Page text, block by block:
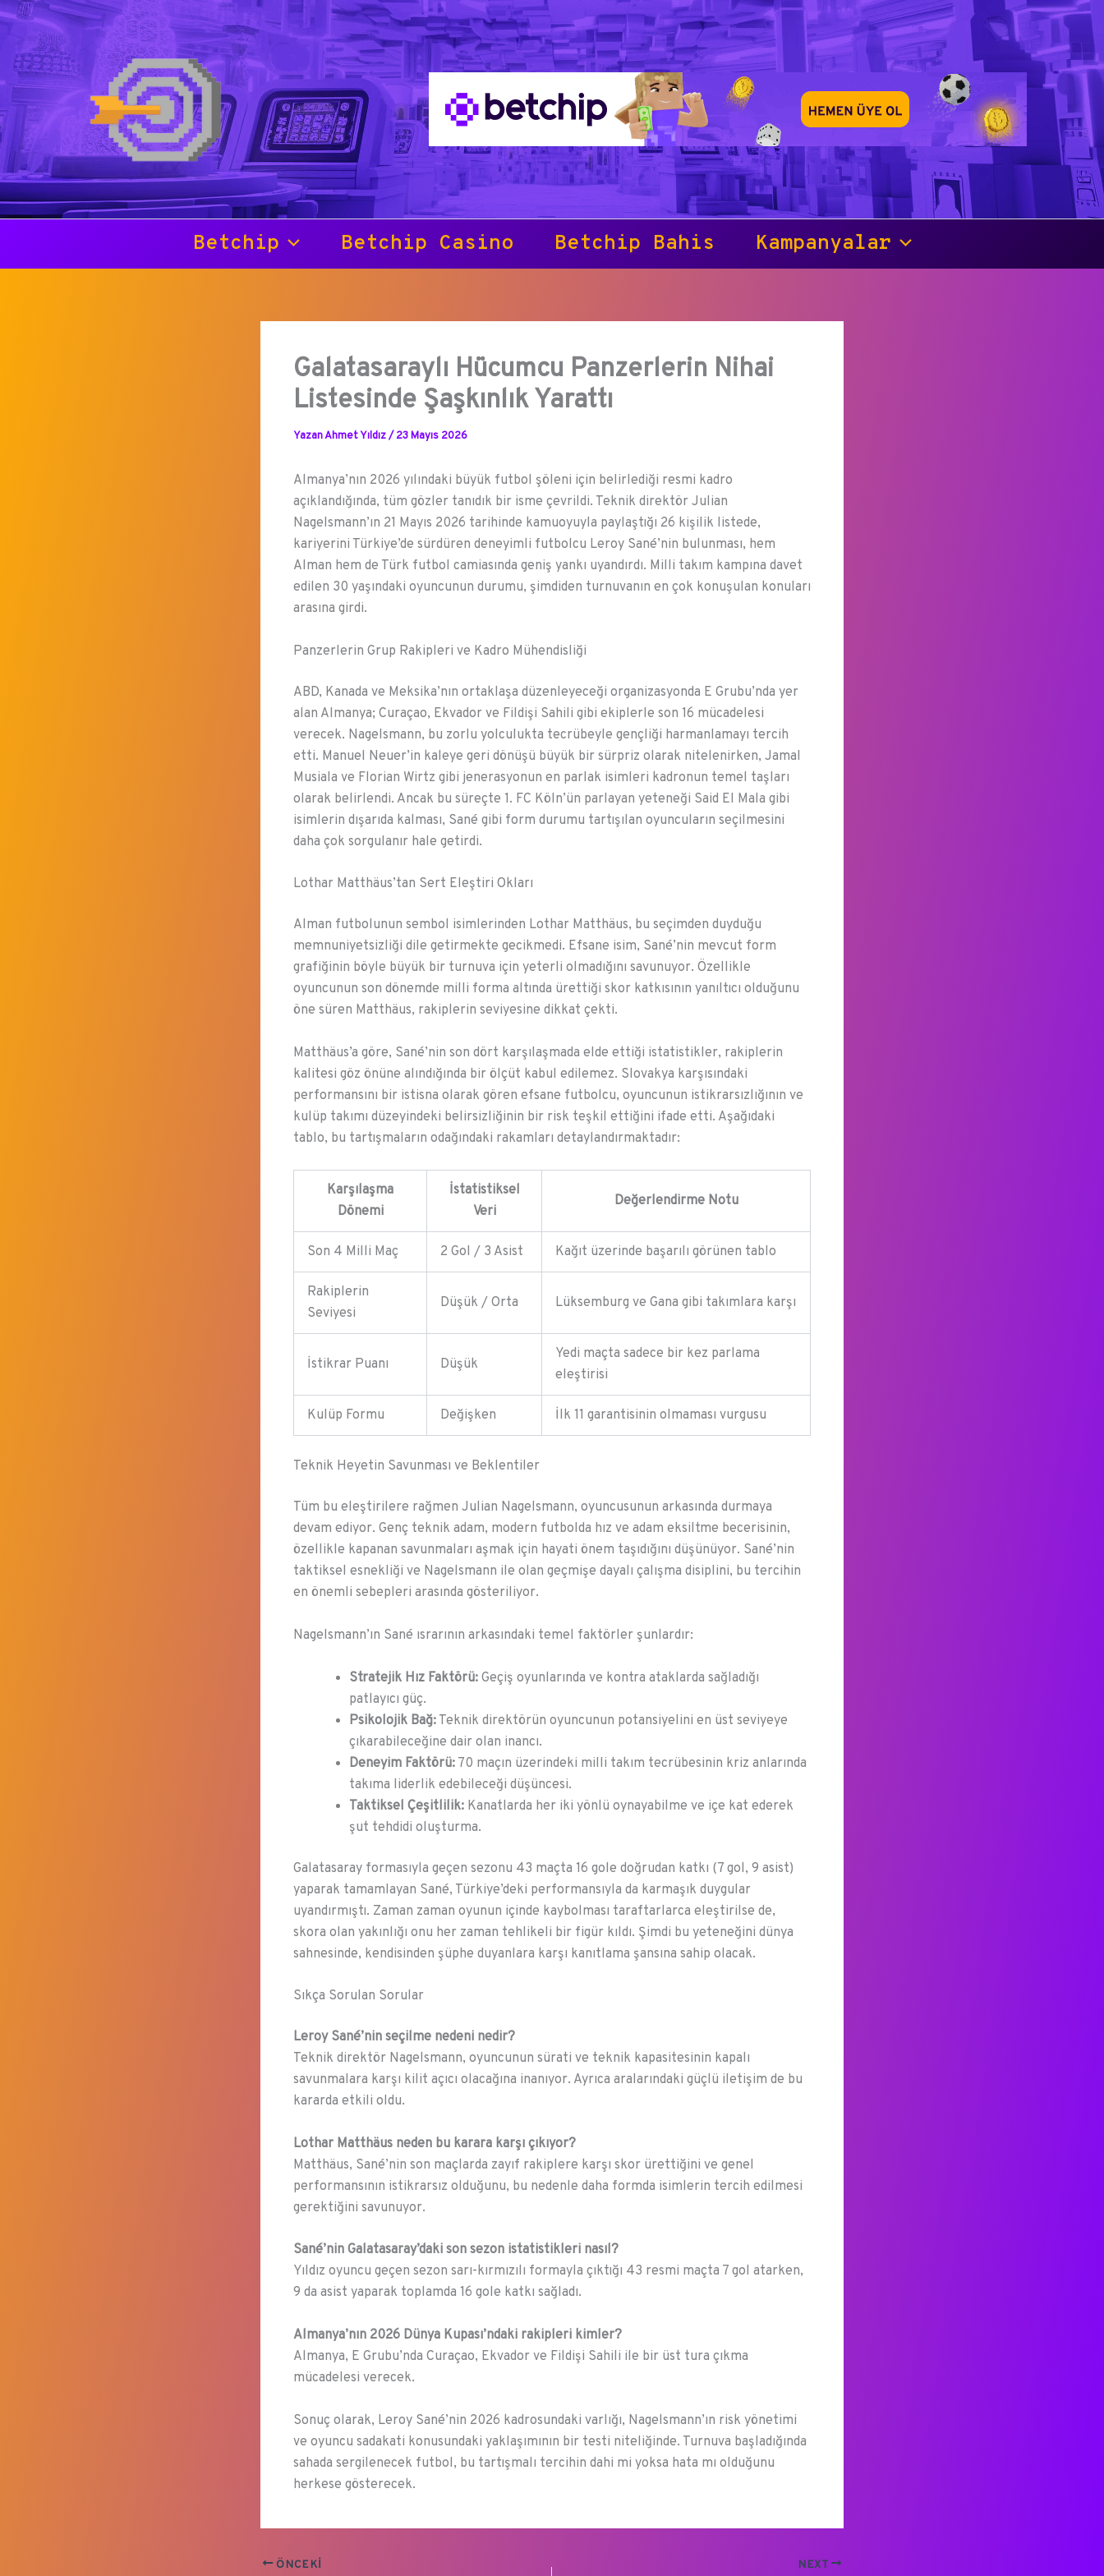
İçeriğe
Betchip Betchip Casino Betchip Bahis Kampanyalar
Galatasaraylı Hücumcu Panzerlerin Nihai
Listesinde Şaşkınlık Yarattı
YazanAhmet Yıldız/ 23 Mayıs 2026
Almanya’nın 2026 yılındaki büyük futbol şöleni için belirlediği resmi kadro
açıklandığında, tüm gözler tanıdık bir isme çevrildi. Teknik direktör Julian
Nagelsmann’ın 21 Mayıs 2026 tarihinde kamuoyuyla paylaştığı 26 kişilik listede,
kariyerini Türkiye’de sürdüren deneyimli futbolcu Leroy Sané’nin bulunması, hem
Alman hem de Türk futbol camiasında geniş yankı uyandırdı. Milli takım kampına davet
edilen 30 yaşındaki oyuncunun durumu, şimdiden turnuvanın en çok konuşulan konuları
arasına girdi.
Panzerlerin Grup Rakipleri ve Kadro Mühendisliği
ABD, Kanada ve Meksika’nın ortaklaşa düzenleyeceği organizasyonda E Grubu’nda yer
alan Almanya; Curaçao, Ekvador ve Fildişi Sahili gibi ekiplerle son 16 mücadelesi
verecek. Nagelsmann, bu zorlu yolculukta tecrübeyle gençliği harmanlamayı tercih
etti. Manuel Neuer’in kaleye geri dönüşü büyük bir sürpriz olarak nitelenirken, Jamal
Musiala ve Florian Wirtz gibi jenerasyonun en parlak isimleri kadronun temel taşları
olarak belirlendi. Ancak bu süreçte 1. FC Köln’ün parlayan yeteneği Said El Mala gibi
isimlerin dışarıda kalması, Sané gibi form durumu tartışılan oyuncuların seçilmesini
daha çok sorgulanır hale getirdi.
Lothar Matthäus’tan Sert Eleştiri Okları
Alman futbolunun sembol isimlerinden Lothar Matthäus, bu seçimden duyduğu
memnuniyetsizliği dile getirmekte gecikmedi. Efsane isim, Sané’nin mevcut form
grafiğinin böyle büyük bir turnuva için yeterli olmadığını savunuyor. Özellikle
oyuncunun son dönemde milli forma altında ürettiği skor katkısının yanıltıcı olduğunu
öne süren Matthäus, rakiplerin seviyesine dikkat çekti.
Matthäus’a göre, Sané’nin son dört karşılaşmada elde ettiği istatistikler, rakiplerin
kalitesi göz önüne alındığında bir ölçüt kabul edilemez. Slovakya karşısındaki
performansını bir istisna olarak gören efsane futbolcu, oyuncunun istikrarsızlığının ve
kulüp takımı düzeyindeki belirsizliğinin bir risk teşkil ettiğini ifade etti. Aşağıdaki
tablo, bu tartışmaların odağındaki rakamları detaylandırmaktadır:
Karşılaşma
Dönemi
İstatistiksel
Veri
Değerlendirme Notu
Son 4 Milli Maç 2 Gol / 3 Asist Kağıt üzerinde başarılı görünen tablo
Rakiplerin
Seviyesi
Düşük / Orta Lüksemburg ve Gana gibi takımlara karşı
İstikrar Puanı Düşük
Yedi maçta sadece bir kez parlama
eleştirisi
Kulüp Formu Değişken İlk 11 garantisinin olmaması vurgusu
Teknik Heyetin Savunması ve Beklentiler
Tüm bu eleştirilere rağmen Julian Nagelsmann, oyuncusunun arkasında durmaya
devam ediyor. Genç teknik adam, modern futbolda hız ve adam eksiltme becerisinin,
özellikle kapanan savunmaları aşmak için hayati önem taşıdığını düşünüyor. Sané’nin
taktiksel esnekliği ve Nagelsmann ile olan geçmişe dayalı çalışma disiplini, bu tercihin
en önemli sebepleri arasında gösteriliyor.
Nagelsmann’ın Sané ısrarının arkasındaki temel faktörler şunlardır:
Stratejik Hız Faktörü: Geçiş oyunlarında ve kontra ataklarda sağladığı
patlayıcı güç.
Psikolojik Bağ: Teknik direktörün oyuncunun potansiyelini en üst seviyeye
çıkarabileceğine dair olan inancı.
Deneyim Faktörü: 70 maçın üzerindeki milli takım tecrübesinin kriz anlarında
takıma liderlik edebileceği düşüncesi.
Taktiksel Çeşitlilik: Kanatlarda her iki yönlü oynayabilme ve içe kat ederek
şut tehdidi oluşturma.
Galatasaray formasıyla geçen sezonu 43 maçta 16 gole doğrudan katkı (7 gol, 9 asist)
yaparak tamamlayan Sané, Türkiye’deki performansıyla da karmaşık duygular
uyandırmıştı. Zaman zaman oyunun içinde kaybolması taraftarlarca eleştirilse de,
skora olan yakınlığı onu her zaman tehlikeli bir figür kıldı. Şimdi bu yeteneğini dünya
sahnesinde, kendisinden şüphe duyanlara karşı kanıtlama şansına sahip olacak.
Sıkça Sorulan Sorular
Leroy Sané’nin seçilme nedeni nedir?
Teknik direktör Nagelsmann, oyuncunun sürati ve teknik kapasitesinin kapalı
savunmalara karşı kilit açıcı olacağına inanıyor. Ayrıca aralarındaki güçlü iletişim de bu
kararda etkili oldu.
Lothar Matthäus neden bu karara karşı çıkıyor?
Matthäus, Sané’nin son maçlarda zayıf rakiplere karşı skor ürettiğini ve genel
performansının istikrarsız olduğunu, bu nedenle daha formda isimlerin tercih edilmesi
gerektiğini savunuyor.
Sané’nin Galatasaray’daki son sezon istatistikleri nasıl?
Yıldız oyuncu geçen sezon sarı-kırmızılı formayla çıktığı 43 resmi maçta 7 gol atarken,
9 da asist yaparak toplamda 16 gole katkı sağladı.
Almanya’nın 2026 Dünya Kupası’ndaki rakipleri kimler?
Almanya, E Grubu’nda Curaçao, Ekvador ve Fildişi Sahili ile bir üst tura çıkma
mücadelesi verecek.
Sonuç olarak, Leroy Sané’nin 2026 kadrosundaki varlığı, Nagelsmann’ın risk yönetimi
ve oyuncu sadakati konusundaki yaklaşımının bir testi niteliğinde. Turnuva başladığında
sahada sergilenecek futbol, bu tartışmalı tercihin dahi mi yoksa hata mı olduğunu
herkese gösterecek.
ÖNCEKI NEXT